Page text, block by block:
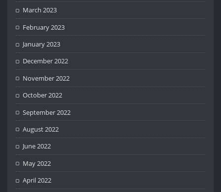
March 2023
February 2023
January 2023
December 2022
November 2022
October 2022
September 2022
August 2022
June 2022
May 2022
April 2022